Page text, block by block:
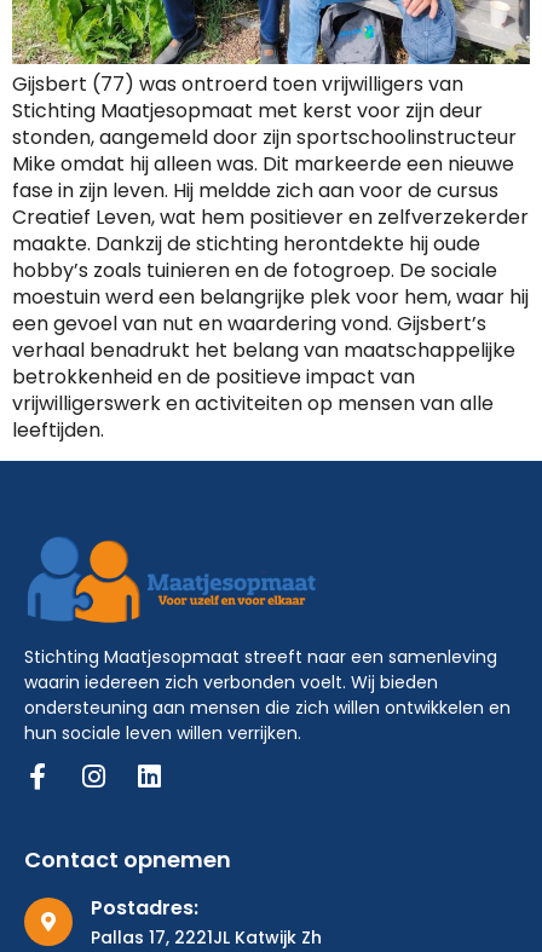
Gijsbert (77) was ontroerd toen vrijwilligers van
Stichting Maatjesopmaat met kerst voor zijn deur
stonden, aangemeld door zijn sportschoolinstructeur
Mike omdat hij alleen was. Dit markeerde een nieuwe
fase in zijn leven. Hij meldde zich aan voor de cursus
Creatief Leven, wat hem positiever en zelfverzekerder
maakte. Dankzij de stichting herontdekte hij oude
hobby’s zoals tuinieren en de fotogroep. De sociale
moestuin werd een belangrijke plek voor hem, waar hij
een gevoel van nut en waardering vond. Gijsbert’s
verhaal benadrukt het belang van maatschappelijke
betrokkenheid en de positieve impact van
vrijwilligerswerk en activiteiten op mensen van alle
leeftijden.
Stichting Maatjesopmaat streeft naar een samenleving
waarin iedereen zich verbonden voelt. Wij bieden
ondersteuning aan mensen die zich willen ontwikkelen en
hun sociale leven willen verrijken.
Contact opnemen
Postadres:
Pallas 17, 2221JL Katwijk Zh